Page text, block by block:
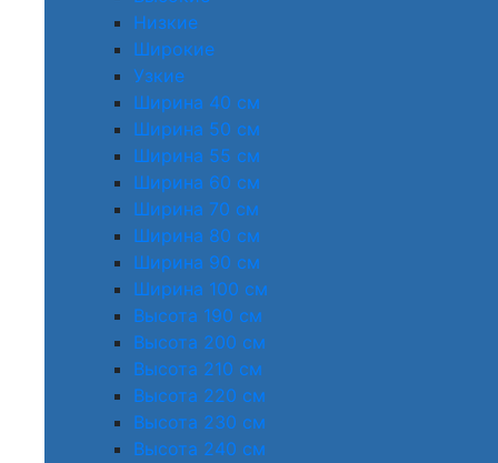
Низкие
Широкие
Узкие
Ширина 40 см
Ширина 50 см
Ширина 55 см
Ширина 60 см
Ширина 70 см
Ширина 80 см
Ширина 90 см
Ширина 100 см
Высота 190 см
Высота 200 см
Высота 210 см
Высота 220 см
Высота 230 см
Высота 240 см